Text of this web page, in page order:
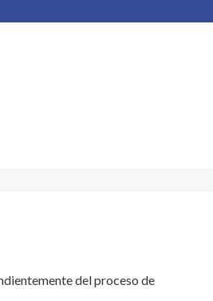
del proceso de